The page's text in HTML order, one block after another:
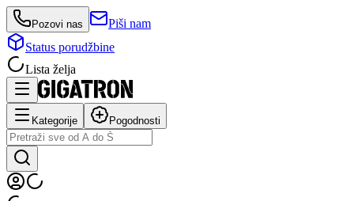
Pozovi nas
Piši nam
Status porudžbine
Lista želja
Kategorije Pogodnosti